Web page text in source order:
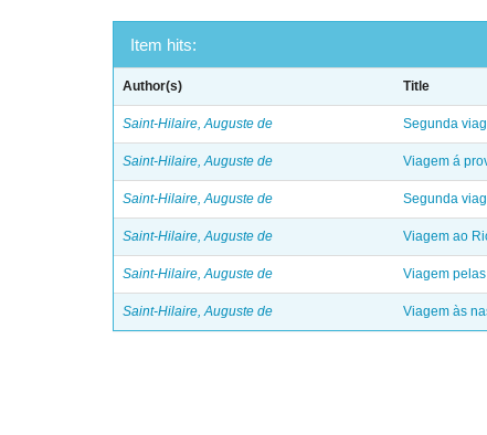
Item hits:
Author(s) Title
Saint-Hilaire, Auguste de Segunda
Saint-Hilaire, Auguste de Viagem á
Saint-Hilaire, Auguste de Segunda
Saint-Hilaire, Auguste de Viagem ao
Saint-Hilaire, Auguste de Viagem
Saint-Hilaire, Auguste de Viagem às